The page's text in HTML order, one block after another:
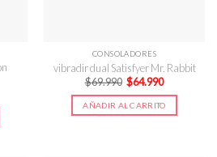
CONSOLADORES
vibradir dual Satisfyer Mr. Rabbit
$69.990 El
precio
original
era:
$69.990.
$64.990El
actual
es:
$64.990.
AÑADIR AL CARRITO